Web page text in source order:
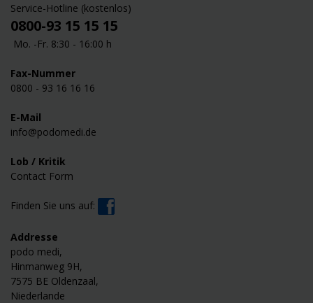
Service-Hotline (kostenlos)
0800-93 15 15 15
Mo. -Fr. 8:30 - 16:00 h
Fax-Nummer
0800 - 93 16 16 16
E-Mail
info@podomedi.de
Lob / Kritik
Contact Form
Finden Sie uns auf:
Addresse
podo medi,
Hinmanweg 9H,
7575 BE Oldenzaal,
Niederlande